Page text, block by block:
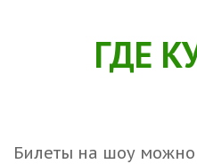
ГДЕ
Билеты на шоу можно